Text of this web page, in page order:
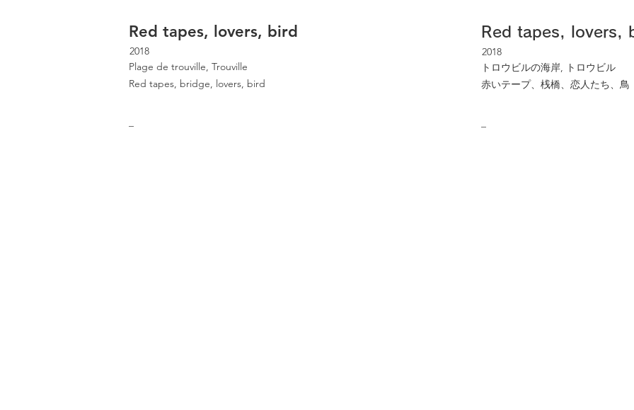
Red tapes, lovers, bird
2018
Red tapes, bridge, lovers, bird
Plage de trouville, Trouville
Red tapes, lovers,
赤いテープ、桟橋、恋人たち、鳥
トロウビルの海岸, トロウビル
2018